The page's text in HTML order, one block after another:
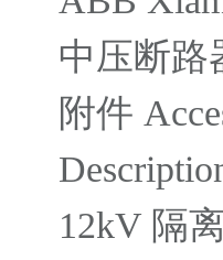
中压断路
附件
12kV 隔